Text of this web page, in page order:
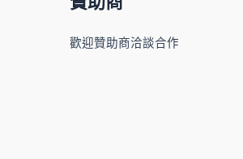
歡迎贊助商洽談合作